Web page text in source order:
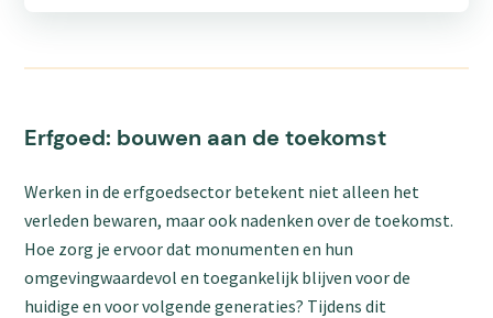
Erfgoed: bouwen aan de toekomst
Werken in de erfgoedsector betekent niet alleen het
verleden bewaren, maar ook nadenken over de toekomst.
Hoe zorg je ervoor dat monumenten en hun
omgevingwaardevol en toegankelijk blijven voor de
huidige en voor volgende generaties? Tijdens dit